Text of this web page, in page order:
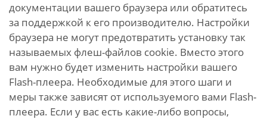
документации вашего браузера или обратитесь
за поддержкой к его производителю. Настройки
браузера не могут предотвратить установку так
называемых флеш-файлов cookie. Вместо этого
вам нужно будет изменить настройки вашего
Flash-плеера. Необходимые для этого шаги и
меры также зависят от используемого вами Flash-
плеера. Если у вас есть какие-либо вопросы,